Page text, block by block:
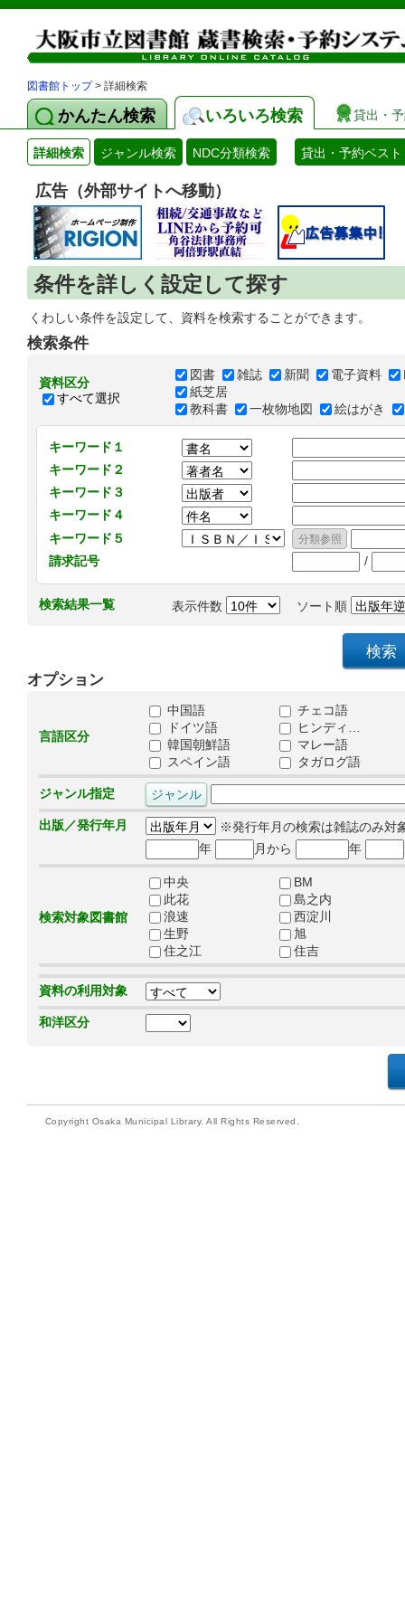
図書館トップ> 詳細検索
かんたん検索 いろいろ検索 貸出・
詳細検索 ジャンル検索 NDC分類検索 貸出・予約ベスト
広告（外部サイトへ移動）
条件を詳しく設定して探す
くわしい条件を設定して、資料を検索することができます。
検索条件
資料区分
すべて選択
図書 雑誌 新聞 電子資料
紙芝居
教科書
一枚物地図 絵はがき
キーワード１
キーワード２
キーワード３
キーワード４
キーワード５
請求記号
/
検索結果一覧 表示件数 ソート順
オプション
言語区分
中国語
チェコ語
ドイツ語
ヒンディ…
韓国朝鮮語
マレー語
スペイン語
タガログ語
ジャンル指定
出版／発行年月
※発行年月の検索は雑誌のみ対
年
月から 年
検索対象図書館
中央
BM
此花
島之内
浪速
西淀川
生野
旭
住之江
住吉
資料の利用対象
和洋区分
Copyright Osaka Municipal Library. All Rights Reserved.